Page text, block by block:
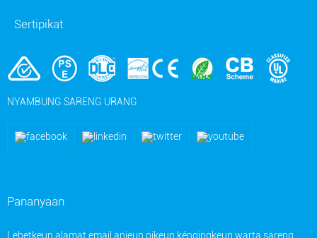
Sertipikat
NYAMBUNG SARENG URANG
Pananyaan
Lebetkeun alamat email anjeun pikeun kéngingkeun warta sareng